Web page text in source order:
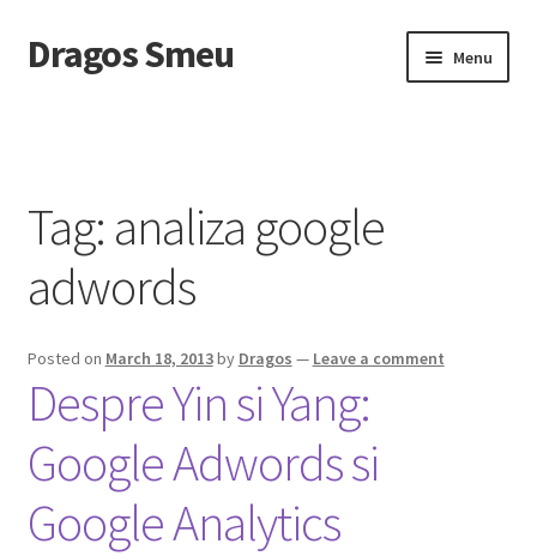
Skip
to
Skip
to
Dragos Smeu Menu
Checkout
Despre mine
DropDown
Intreaba-ma
My account
Tag: analiza google
adwords
Posted on March 18, 2013by Dragos — Leave a comment
Despre Yin si Yang:
Google Adwords si
Google Analytics